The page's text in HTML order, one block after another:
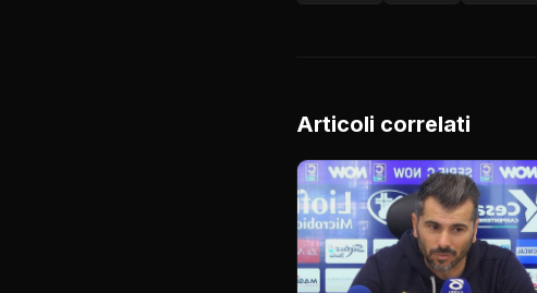
Articoli correlati